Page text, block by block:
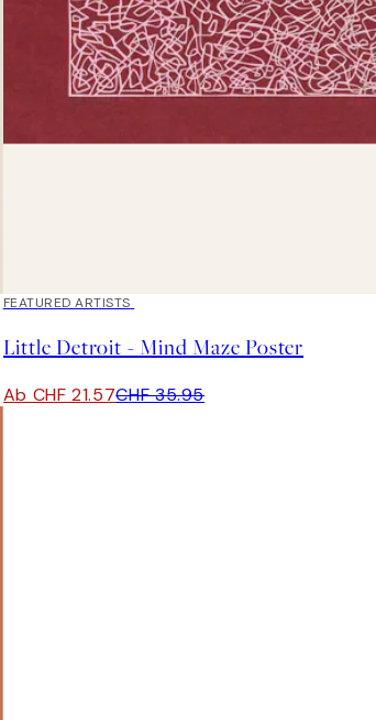
40%*
FEATURED ARTISTS
Little Detroit - Mind Maze Poster
Ab CHF 21.57CHF 35.95